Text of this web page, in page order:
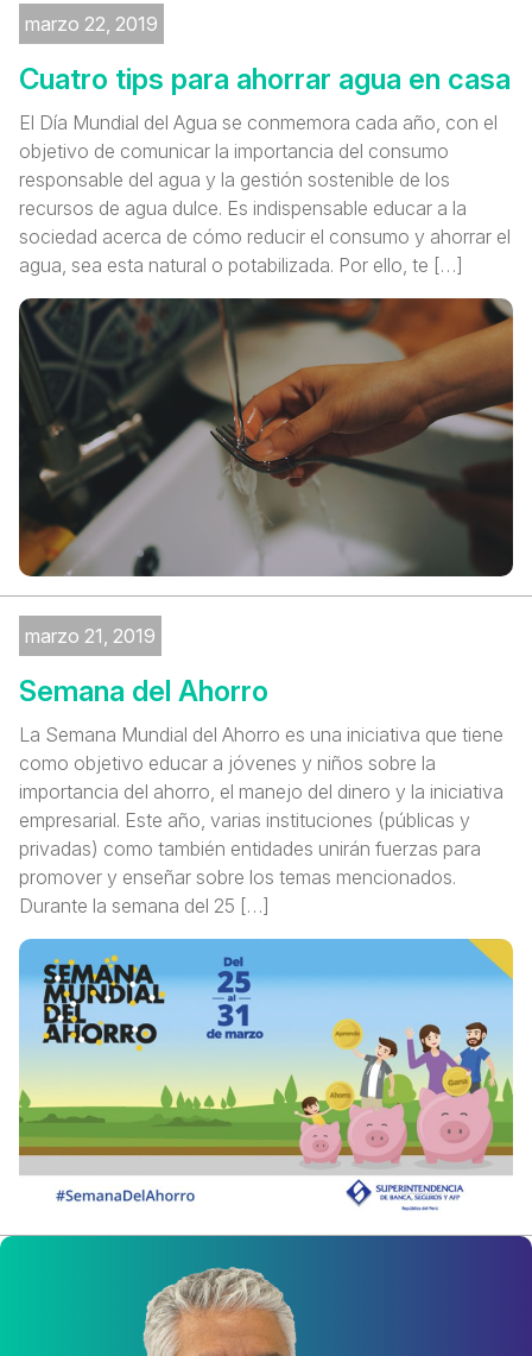
marzo 22, 2019
Cuatro tips para ahorrar agua en casa
El Día Mundial del Agua se conmemora cada año, con el
objetivo de comunicar la importancia del consumo
responsable del agua y la gestión sostenible de los
recursos de agua dulce. Es indispensable educar a la
sociedad acerca de cómo reducir el consumo y ahorrar el
agua, sea esta natural o potabilizada. Por ello, te […]
marzo 21, 2019
Semana del Ahorro
La Semana Mundial del Ahorro es una iniciativa que tiene
como objetivo educar a jóvenes y niños sobre la
importancia del ahorro, el manejo del dinero y la iniciativa
empresarial. Este año, varias instituciones (públicas y
privadas) como también entidades unirán fuerzas para
promover y enseñar sobre los temas mencionados.
Durante la semana del 25 […]